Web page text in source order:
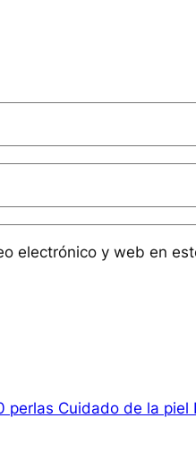
electrónico y web en
perlas Cuidado de la piel